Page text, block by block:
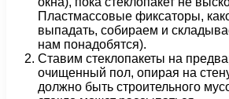
Пластмассовые фиксаторы,
выпадать, собираем и
нам понадобятся).
Ставим стеклопакеты на
очищенный пол, опирая на
должно быть строительного